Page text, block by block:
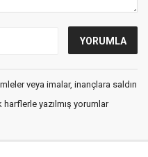
veya imalar, inançlara saldırı
yazılmış yorumlar